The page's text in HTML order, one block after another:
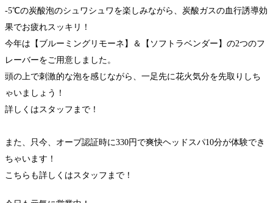
-5℃の炭酸泡のシュワシュワを楽しみながら、炭酸ガスの血行誘導効
果でお疲れスッキリ！
今年は【ブルーミングリモーネ】＆【ソフトラベンダー】の2つのフ
レーバーをご用意しました。
頭の上で刺激的な泡を感じながら、一足先に花火気分を先取りしち
ゃいましょう！
詳しくはスタッフまで！
また、只今、オーブ認証時に330円で爽快ヘッドスパ10分が体験でき
ちゃいます！
こちらも詳しくはスタッフまで！